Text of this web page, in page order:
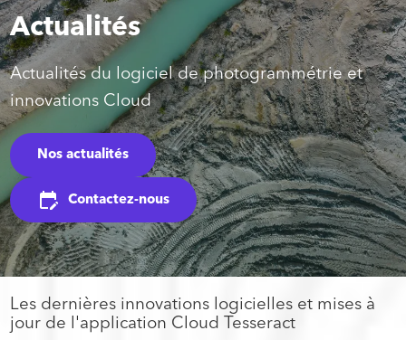
Actualités
Actualités du logiciel de photogrammétrie et
innovations Cloud
Nos actualités
edit_calendar Contactez-nous
Les dernières innovations logicielles et mises à
jour de l'application Cloud Tesseract